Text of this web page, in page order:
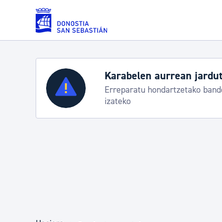
Eduki nagusira joan
Zerbitzuak
Errolda eta gai pertsonalak
Karabelen aurrean
Erreparatu hondartzetako
izateko